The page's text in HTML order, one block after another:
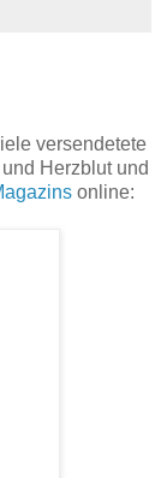
versendetete
Herzblut und
online: